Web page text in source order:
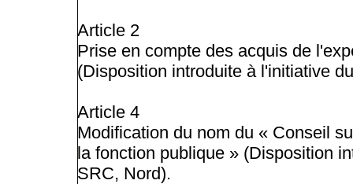
Article 2
Prise en compte des acquis de
(Disposition introduite à l'initiative
Article 4
Modification du nom du « Conseil
la fonction publique » (Disposition
SRC, Nord).